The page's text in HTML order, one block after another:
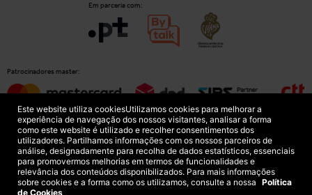
Em parceria com:
Patrocinadores master:
Patrocinadores principais:
Este website utiliza cookiesUtilizamos cookies para melhorar a
experiência de navegação dos nossos visitantes, analisar a forma
como este website é utilizado e recolher consentimentos dos
utilizadores. Partilhamos informações com os nossos parceiros de
análise, designadamente para recolha de dados estatísticos, essenciais
para promovermos melhorias em termos de funcionalidades e
relevância dos conteúdos disponibilizados. Para mais informações
sobre cookies e a forma como os utilizamos, consulte a nossa Política
de Cookies